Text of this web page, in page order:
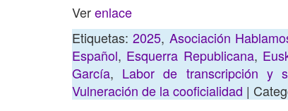
Verenlace
Etiquetas:2025, Asociación
Español, Esquerra Republicana,
García, Labor de transcripción y
Vulneración de la cooficialidad |